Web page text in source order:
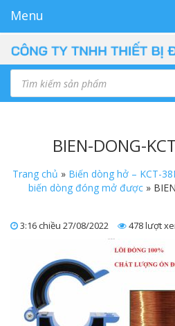
Menu
BIEN-DONG-
Trang chủ » Biến dòng hở – KCT-
biến dòng đóng mở được »
3:16 chiều 27/08/2022 478 lượt